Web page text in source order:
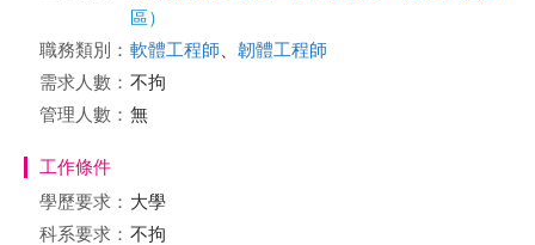
區）
職務類別： 軟體工程師
韌體工程師
需求人數： 不拘
管理人數： 無
工作條件
學歷要求： 大學
科系要求： 不拘